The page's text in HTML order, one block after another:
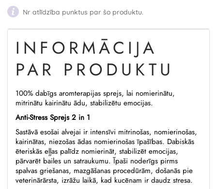
Nr atlīdzība punktus par šo produktu.
INFORMĀCIJA
PAR PRODUKTU
100% dabīgs aromterapijas sprejs, lai nomierinātu,
mitrinātu kairinātu ādu, stabilizētu emocijas.
Anti-Stress Sprejs 2 in 1
Sastāvā esošai alvejai ir intensīvi mitrinošas, nomierinošas,
kairinātas, niezošas ādas nomierinošas īpašības. Dabiskās
ēteriskās eļļas palīdz nomierināt, stabilizēt emocijas,
pārvarēt bailes un satraukumu. Īpaši noderīgs pirms
spalvas griešanas, mazgāšanas procedūrām, došanās pie
veterinārārsta, izrāžu laikā, kad kucēnam ir daudz stresa.